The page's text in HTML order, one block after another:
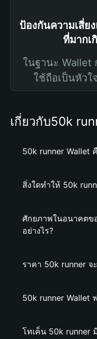
ป้องกันความเสี่ย
ที่มากเ
ในฐานะ Wallet
ใช้ถือเป็นหัวใ
เกี่ยวกับ50k
50k runner Wallet
สิ่งใดทำให้ 50k
ศักยภาพในอนาคตข
อย่างไร?
ราคา 50k runner จ
50k runner Wallet
โทเค็น 50k runner